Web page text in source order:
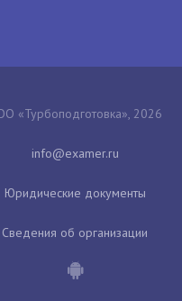
«Турбоподготовка», 2026
Юридические документы
Сведения об организации